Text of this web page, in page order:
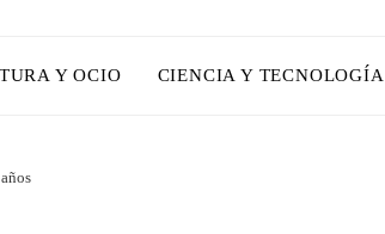
Y OCIO CIENCIA Y TECNOLOGÍA